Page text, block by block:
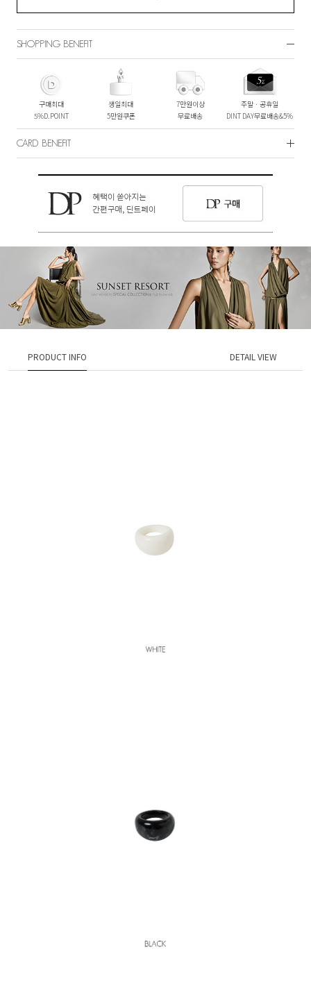
SHOPPING BENEFIT
구매최대
5%D.POINT
생일최대
5만원쿠폰
7만원이상
무료배송
주말ㆍ공휴일
DINT DAY무료배송&5%
CARD BENEFIT
PRODUCT INFO DETAIL VIEW